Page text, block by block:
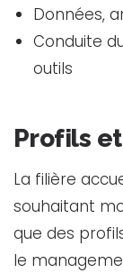
Données,
Conduite
outils
Profils
La filière
souhaitant
que des
le